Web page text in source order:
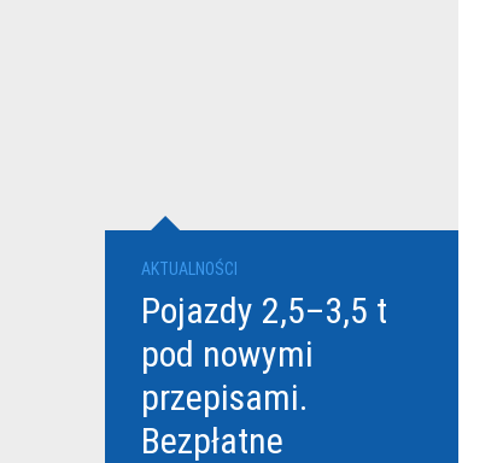
AKTUALNOŚCI
Pojazdy 2,5–3,5 t
pod nowymi
przepisami.
Bezpłatne